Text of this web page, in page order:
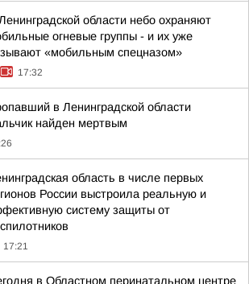
области небо охраняют
огневые группы - и их уже
«мобильным спецназом»
17:32
в Ленинградской области
найден мертвым
область в числе первых
России выстроила реальную и
систему защиты от
17:21
в Областном перинатальном центре